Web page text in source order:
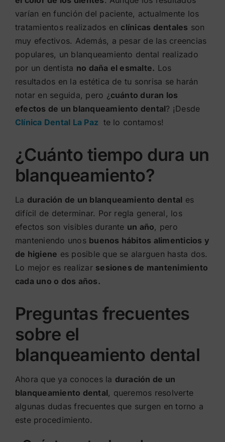
varían en función del paciente, actualmente los
tratamientos realizados en clínicas dentales son
muy efectivos. Además, a pesar de las creencias
populares, un blanqueamiento dental realizado
por un dentista no daña el esmalte. Los
resultados en la estética de tu sonrisa se harán
notar en seguida, pero ¿cuánto duran los
efectos de un blanqueamiento dental? ¡Desde
Clínica Dental La Paz te lo contamos!
¿Cuánto tiempo dura un
blanqueamiento?
La duración de un blanqueamiento dental es
difícil de determinar. Por regla general, los
efectos son visibles durante un año, pero
manteniendo unos buenos hábitos alimenticios y
de higiene es posible que se alarguen hasta dos.
Lo mejor es realizar sesiones de mantenimiento
cada uno o dos años.
Preguntas frecuentes
sobre el
blanqueamiento dental
Ahora que ya conoces la duración de un
blanqueamiento dental, queremos resolverte
algunas dudas frecuentes que surgen en torno a
este procedimiento.